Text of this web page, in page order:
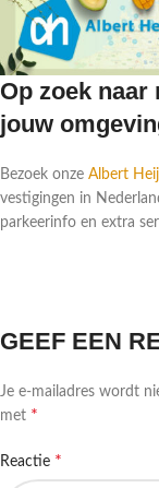
Op zoek
jouw
Bezoek onze Albert
vestigingen in
parkeerinfo en extra
GEEF EEN
Je e-mailadres wordt
met *
Reactie *